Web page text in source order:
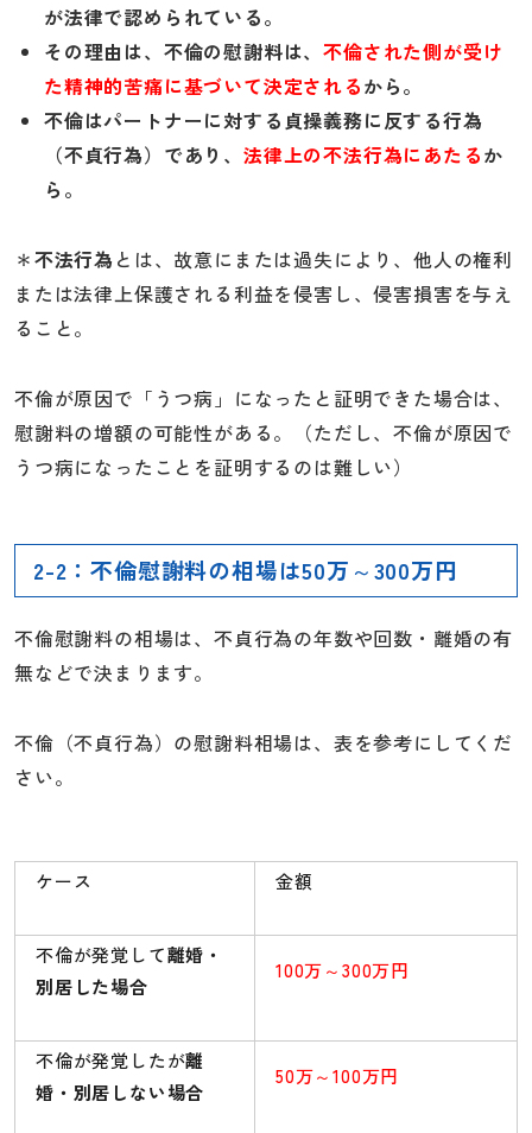
が法律で認められている。
その理由は、不倫の慰謝料は、不倫された側が受け
た精神的苦痛に基づいて決定されるから。
不倫はパートナーに対する貞操義務に反する行為
（不貞行為）であり、 法律上の不法行為にあたるか
ら。
＊不法行為とは、故意にまたは過失により、他人の権利
または法律上保護される利益を侵害し、侵害損害を与え
ること。
不倫が原因で「うつ病」になったと証明できた場合は、
慰謝料の増額の可能性がある。（ただし、不倫が原因で
うつ病になったことを証明するのは難しい）
2-2：不倫慰謝料の相場は50万～300万円
不倫慰謝料の相場は、不貞行為の年数や回数・離婚の有
無などで決まります。
不倫（不貞行為）の慰謝料相場は、表を参考にしてくだ
さい。
ケース 金額
不倫が発覚して離婚・
別居した場合
100万～300万円
不倫が発覚したが離
婚・別居しない場合
50万～100万円